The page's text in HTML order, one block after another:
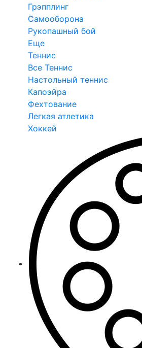
Грэпплинг
Самооборона
Рукопашный бой
Еще
Теннис
Все Теннис
Настольный теннис
Капоэйра
Фехтование
Легкая атлетика
Хоккей